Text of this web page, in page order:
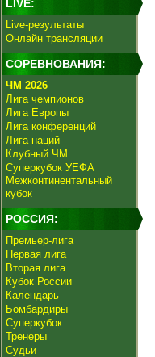
LIVE:
Live-результаты
Онлайн трансляции
СОРЕВНОВАНИЯ:
ЧМ 2026
Лига чемпионов
Лига Европы
Лига конференций
Лига наций
Клубный ЧМ
Суперкубок УЕФА
Межконтинентальный
кубок
РОССИЯ:
Премьер-лига
Первая лига
Вторая лига
Кубок России
Календарь
Бомбардиры
Суперкубок
Тренеры
Судьи